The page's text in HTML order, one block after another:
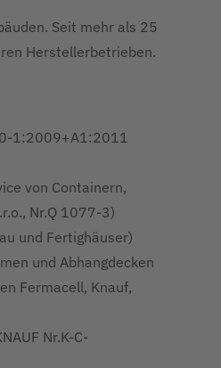
Seit mehr als 25
Herstellerbetrieben.
1:2009+A1:2011
von Containern,
Nr.Q 1077-3)
und Fertighäuser)
und Abhangdecken
Fermacell, Knauf,
Nr.K-C-